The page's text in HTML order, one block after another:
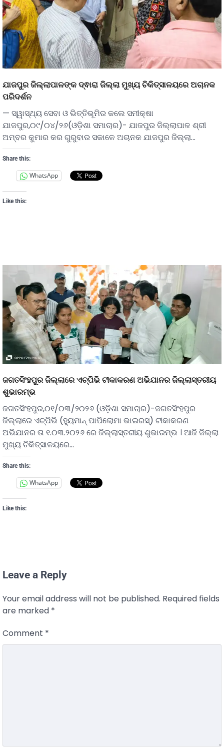
ଯାଜପୁର ଜିଲ୍ଲାପାଳଙ୍କ ଦ୍ଵାରା ଜିଲ୍ଲା ମୁଖ୍ୟ ଚିକିତ୍ସାଳୟରେ ଅଚାନକ
ପରିଦର୍ଶନ
— ସ୍ୱାସ୍ଥ୍ୟ ସେବା ଓ ଭିତ୍ତିଭୂମିର କଲେ ସମୀକ୍ଷା
ଯାଜପୁର,୦୯/୦୪/୨୬(ଓଡ଼ିଶା ସମାଚାର)- ଯାଜପୁର ଜିଲ୍ଲାପାଳ ଶ୍ରୀ
ଅମ୍ବର କୁମାର କର ଗୁରୁବାର ସକାଳେ ଅଚାନକ ଯାଜପୁର ଜିଲ୍ଲା…
Share this:
WhatsApp
Like this:
ଜଗତସିଂହପୁର ଜିଲ୍ଲାରେ ଏଚ୍‌ପିଭି ଟୀକାକରଣ ଅଭିଯାନର ଜିଲ୍ଲାସ୍ତରୀୟ
ଶୁଭାରମ୍ଭ
ଜଗତସିଂହପୁର,୦୧/୦୩/୨୦୨୬ (ଓଡ଼ିଶା ସମାଚାର)-ଜଗତସିଂହପୁର
ଜିଲ୍ଲାରେ ଏଚ୍‌ପିଭି (ହ୍ୟୁମାନ୍ ପାପିଲୋମା ଭାଇରସ୍) ଟୀକାକରଣ
ଅଭିଯାନର ତା ୧.୦୩.୨୦୨୬ ରେ ଜିଲ୍ଲାସ୍ତରୀୟ ଶୁଭାରମ୍ଭ । ଆଜି ଜିଲ୍ଲା
ମୁଖ୍ୟ ଚିକିତ୍ସାଳୟରେ…
Share this:
WhatsApp
Like this:
Leave a Reply
Your email address will not be published. Required fields
are marked *
Comment *